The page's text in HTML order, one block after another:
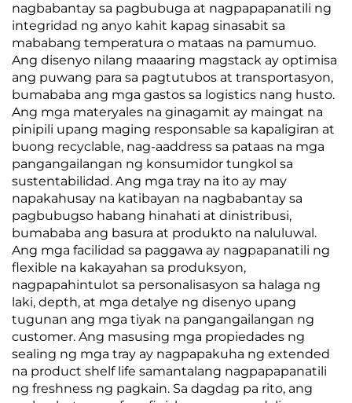
nagbabantay sa pagbubuga at nagpapapanatili ng
integridad ng anyo kahit kapag sinasabit sa
mababang temperatura o mataas na pamumuo.
Ang disenyo nilang maaaring magstack ay optimisa
ang puwang para sa pagtutubos at transportasyon,
bumababa ang mga gastos sa logistics nang husto.
Ang mga materyales na ginagamit ay maingat na
pinipili upang maging responsable sa kapaligiran at
buong recyclable, nag-aaddress sa pataas na mga
pangangailangan ng konsumidor tungkol sa
sustentabilidad. Ang mga tray na ito ay may
napakahusay na katibayan na nagbabantay sa
pagbubugso habang hinahati at dinistribusi,
bumababa ang basura at produkto na naluluwal.
Ang mga facilidad sa paggawa ay nagpapanatili ng
flexible na kakayahan sa produksyon,
nagpapahintulot sa personalisasyon sa halaga ng
laki, depth, at mga detalye ng disenyo upang
tugunan ang mga tiyak na pangangailangan ng
customer. Ang masusing mga propiedades ng
sealing ng mga tray ay nagpapakuha ng extended
na product shelf life samantalang nagpapapanatili
ng freshness ng pagkain. Sa dagdag pa rito, ang